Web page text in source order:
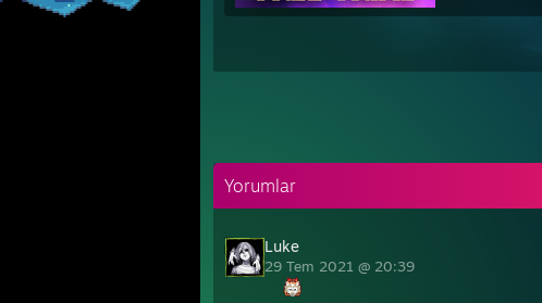
Yorumlar
Luke
29 Tem 2021 @ 20:39